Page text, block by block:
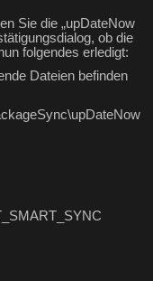
Sie die „upDateNow
ob die
folgendes erledigt:
Dateien befinden